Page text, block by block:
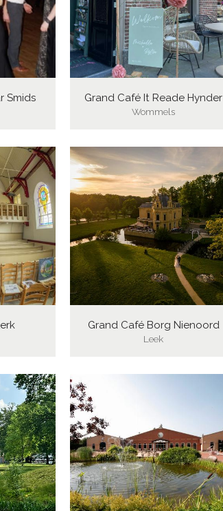
Smids Grand Café It Reade Hynder
Wommels
Grand Café Borg Nienoord
Leek